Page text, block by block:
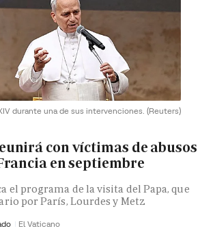
durante una de sus intervenciones. (Reuters)
con víctimas de abusos
en septiembre
el programa de la visita del Papa, que
por París, Lourdes y Metz
El Vaticano